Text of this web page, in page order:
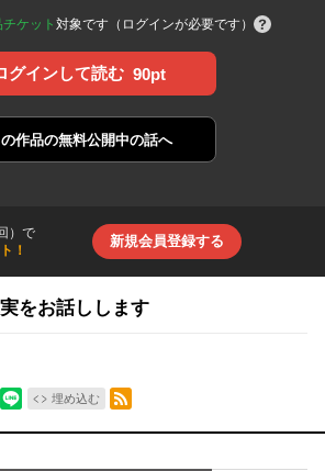
ケット 対象です（ログインが必要です）
グインして読む 90pt
作品の無料公開中の話へ
）で
！
新規会員登録する
をお話しします
埋め込む
RSSフィード